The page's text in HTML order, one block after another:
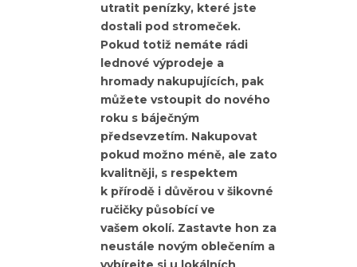
utratit penízky, které jste
dostali pod stromeček.
Pokud totiž nemáte rádi
lednové výprodeje a
hromady nakupujících, pak
můžete vstoupit do nového
roku s báječným
předsevzetím. Nakupovat
pokud možno méně, ale zato
kvalitněji, s respektem
k přírodě i důvěrou v šikovné
ručičky působící ve
vašem okolí. Zastavte hon za
neustále novým oblečením a